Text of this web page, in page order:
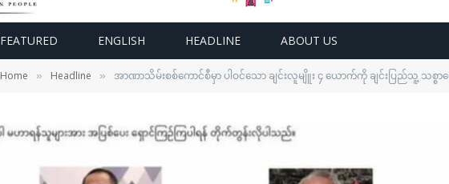
FEATURED ENGLISH HEADLINE ABOUT US
Home » Headline » အာဏာသိမ်းစစ်ကောင်စီမှာ ပါဝင်သော ချင်းလူမျိူး ၄ ယောက်ကို ချင်းပြည်သူ့ သစ္